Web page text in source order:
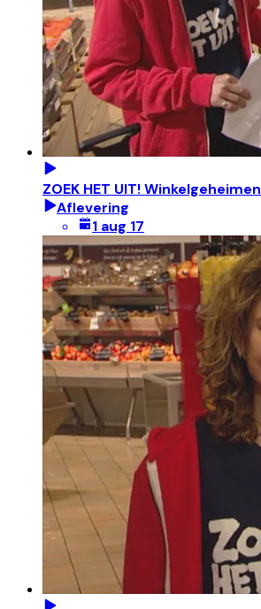
ZOEK HET UIT! Winkelgeheimen
Aflevering
1 aug 17